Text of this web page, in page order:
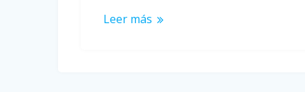
Leer más